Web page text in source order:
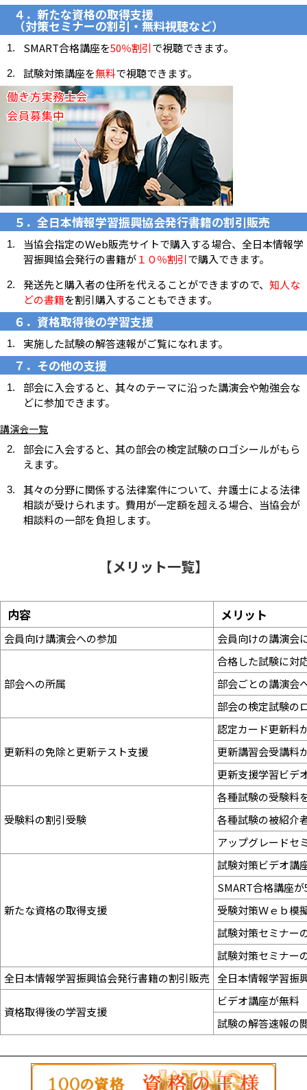
４．新たな資格の取得支援
（対策セミナーの割引・無料視聴など）
SMART合格講座を50％割引で視聴できます。
試験対策講座を無料で視聴できます。
５．全日本情報学習振興協会発行書籍の割引販売
当協会指定のＷeb販売サイトで購入する場合、全日本情報学
習振興協会発行の書籍が１０％割引で購入できます。
発送先と購入者の住所を代えることができますので、 知人な
どの書籍を割引購入することもできます。
６．資格取得後の学習支援
実施した試験の解答速報がご覧になれます。
７．その他の支援
部会に入会すると、其々のテーマに沿った講演会や勉強会な
どに参加できます。
講演会一覧
部会に入会すると、其の部会の検定試験のロゴシールがもら
えます。
其々の分野に関係する法律案件について、弁護士による法律
相談が受けられます。費用が一定額を超える場合、当協会が
相談料の一部を負担します。
【メリット一覧】
内容 メリット
会員向け講演会への参加 会員向けの講演会
部会への所属
合格した試験に対
部会ごとの講演会
部会の検定試験の
更新料の免除と更新テスト支援
認定カード更新料
更新講習会受講料
更新支援学習ビデ
受験料の割引受験
各種試験の受験料
各種試験の被紹介
アップグレードセ
新たな資格の取得支援
試験対策ビデオ講
SMART合格講座
受験対策Ｗｅｂ模
試験対策セミナー
試験対策セミナー
全日本情報学習振興協会発行書籍の割引販売 全日本情報学習振
資格取得後の学習支援
ビデオ講座が無料
試験の解答速報の